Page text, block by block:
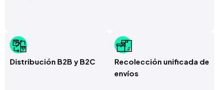
Distribución B2B y B2C
Recolección unificada de
envíos